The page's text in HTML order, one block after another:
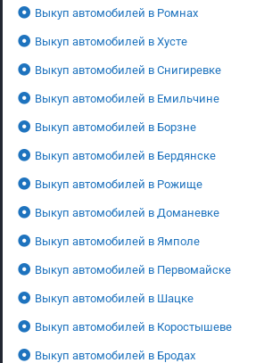
Выкуп автомобилей в Ромнах
Выкуп автомобилей в Хусте
Выкуп автомобилей в Снигиревке
Выкуп автомобилей в Емильчине
Выкуп автомобилей в Борзне
Выкуп автомобилей в Бердянске
Выкуп автомобилей в Рожище
Выкуп автомобилей в Доманевке
Выкуп автомобилей в Ямполе
Выкуп автомобилей в Первомайске
Выкуп автомобилей в Шацке
Выкуп автомобилей в Коростышеве
Выкуп автомобилей в Бродах